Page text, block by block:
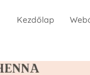
Kezdőlap